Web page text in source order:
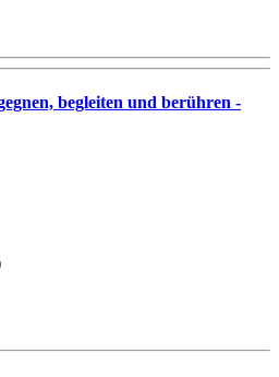
begleiten und berühren -